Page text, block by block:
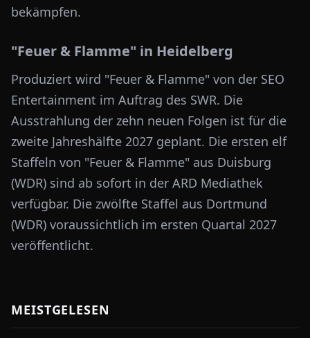
bekämpfen.
"Feuer & Flamme" in Heidelberg
Produziert wird "Feuer & Flamme" von der SEO
Entertainment im Auftrag des SWR. Die
Ausstrahlung der zehn neuen Folgen ist für die
zweite Jahreshälfte 2027 geplant. Die ersten elf
Staffeln von "Feuer & Flamme" aus Duisburg
(WDR) sind ab sofort in der ARD Mediathek
verfügbar. Die zwölfte Staffel aus Dortmund
(WDR) voraussichtlich im ersten Quartal 2027
veröffentlicht.
MEISTGELESEN